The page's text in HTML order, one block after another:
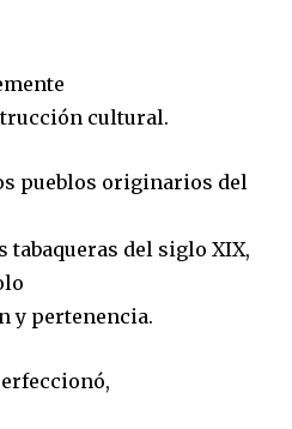
cultural.
pueblos originarios del
tabaqueras del siglo XIX,
y pertenencia.